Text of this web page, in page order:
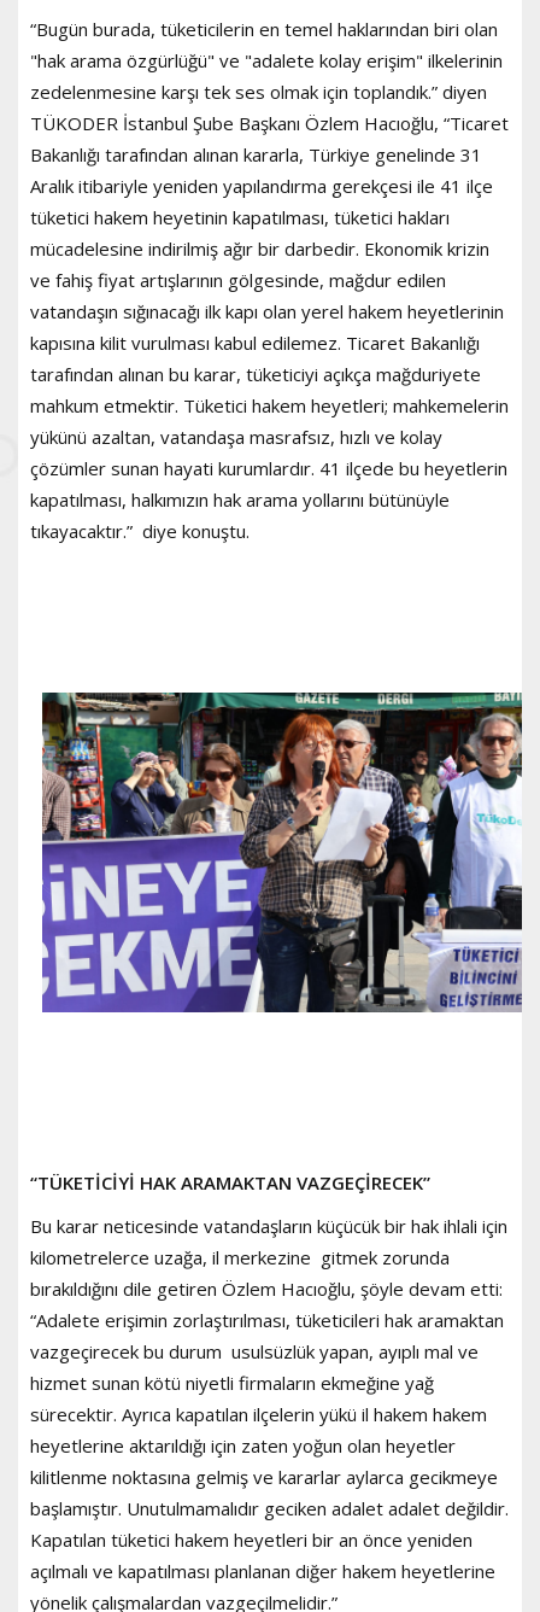
“Bugün burada, tüketicilerin en temel haklarından biri olan
"hak arama özgürlüğü" ve "adalete kolay erişim" ilkelerinin
zedelenmesine karşı tek ses olmak için toplandık.” diyen
TÜKODER İstanbul Şube Başkanı Özlem Hacıoğlu, “Ticaret
Bakanlığı tarafından alınan kararla, Türkiye genelinde 31
Aralık itibariyle yeniden yapılandırma gerekçesi ile 41 ilçe
tüketici hakem heyetinin kapatılması, tüketici hakları
mücadelesine indirilmiş ağır bir darbedir. Ekonomik krizin
ve fahiş fiyat artışlarının gölgesinde, mağdur edilen
vatandaşın sığınacağı ilk kapı olan yerel hakem heyetlerinin
kapısına kilit vurulması kabul edilemez. Ticaret Bakanlığı
tarafından alınan bu karar, tüketiciyi açıkça mağduriyete
mahkum etmektir. Tüketici hakem heyetleri; mahkemelerin
yükünü azaltan, vatandaşa masrafsız, hızlı ve kolay
çözümler sunan hayati kurumlardır. 41 ilçede bu heyetlerin
kapatılması, halkımızın hak arama yollarını bütünüyle
tıkayacaktır.” diye konuştu.
“TÜKETİCİYİ HAK ARAMAKTAN VAZGEÇİRECEK”
Bu karar neticesinde vatandaşların küçücük bir hak ihlali için
kilometrelerce uzağa, il merkezine gitmek zorunda
bırakıldığını dile getiren Özlem Hacıoğlu, şöyle devam etti:
“Adalete erişimin zorlaştırılması, tüketicileri hak aramaktan
vazgeçirecek bu durum usulsüzlük yapan, ayıplı mal ve
hizmet sunan kötü niyetli firmaların ekmeğine yağ
sürecektir. Ayrıca kapatılan ilçelerin yükü il hakem hakem
heyetlerine aktarıldığı için zaten yoğun olan heyetler
kilitlenme noktasına gelmiş ve kararlar aylarca gecikmeye
başlamıştır. Unutulmamalıdır geciken adalet adalet değildir.
Kapatılan tüketici hakem heyetleri bir an önce yeniden
açılmalı ve kapatılması planlanan diğer hakem heyetlerine
yönelik çalışmalardan vazgeçilmelidir.”